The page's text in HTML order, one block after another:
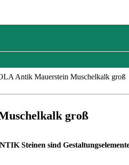
Antik Mauerstein Muschelkalk groß
groß
Steinen sind